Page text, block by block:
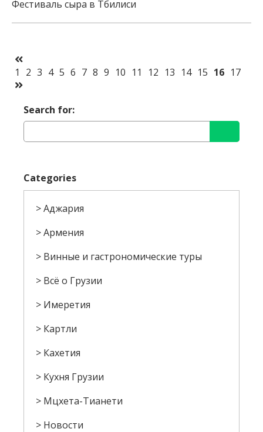
Фестиваль сыра в Тбилиси
1 2 3 4 5 6 7 8 9 10 11 12 13 14 15 16 17
Search for:
Categories
Аджария
Армения
Винные и гастрономические туры
Всё о Грузии
Имеретия
Картли
Кахетия
Кухня Грузии
Мцхета-Тианети
Новости